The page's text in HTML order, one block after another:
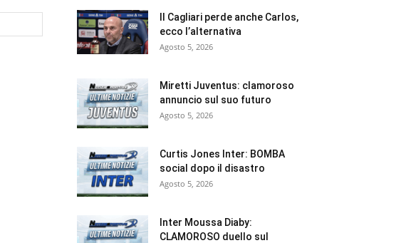
Il Cagliari perde anche Carlos,
ecco l’alternativa
Agosto 5, 2026
Miretti Juventus: clamoroso
annuncio sul suo futuro
Agosto 5, 2026
Curtis Jones Inter: BOMBA
social dopo il disastro
Agosto 5, 2026
Inter Moussa Diaby:
CLAMOROSO duello sul